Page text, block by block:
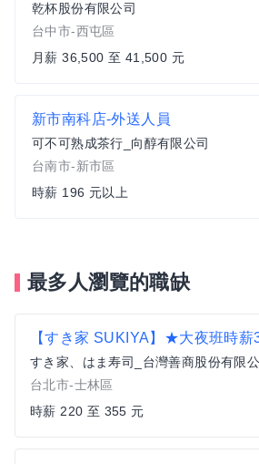
乾杯股份有限公司
台中市-西屯區
月薪 36,500 至 41,500 元
新市南科店-外送人員
可不可熟成茶行_向醇有限公司
台南市-新市區
時薪 196 元以上
最多人瀏覽的職缺
すき家、はま寿司_台灣善商股份有限
台北市-士林區
時薪 220 至 355 元